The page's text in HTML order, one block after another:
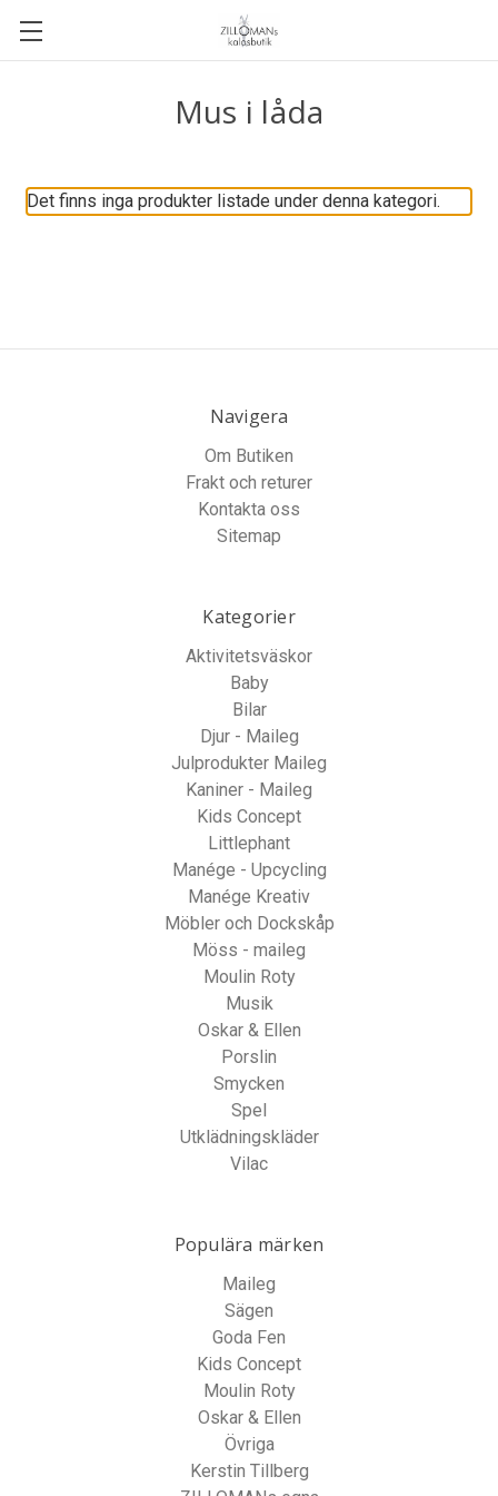
Mus i låda
Det finns inga produkter listade under denna kategori.
Navigera
Om Butiken
Frakt och returer
Kontakta oss
Sitemap
Kategorier
Aktivitetsväskor
Baby
Bilar
Djur - Maileg
Julprodukter Maileg
Kaniner - Maileg
Kids Concept
Littlephant
Manége - Upcycling
Manége Kreativ
Möbler och Dockskåp
Möss - maileg
Moulin Roty
Musik
Oskar & Ellen
Porslin
Smycken
Spel
Utklädningskläder
Vilac
Populära märken
Maileg
Sägen
Goda Fen
Kids Concept
Moulin Roty
Oskar & Ellen
Övriga
Kerstin Tillberg